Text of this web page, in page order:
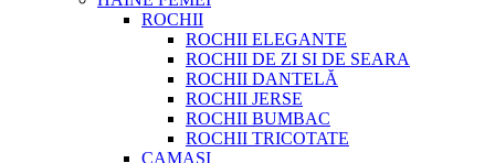
ROCHII
ROCHII ELEGANTE
ROCHII DE ZI SI DE SEARA
ROCHII DANTELĂ
ROCHII JERSE
ROCHII BUMBAC
ROCHII TRICOTATE
CAMASI